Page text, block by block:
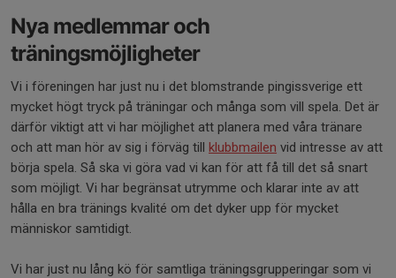
Nya medlemmar och
träningsmöjligheter
Vi i föreningen har just nu i det blomstrande pingissverige ett
mycket högt tryck på träningar och många som vill spela. Det är
därför viktigt att vi har möjlighet att planera med våra tränare
och att man hör av sig i förväg till klubbmailen vid intresse av att
börja spela. Så ska vi göra vad vi kan för att få till det så snart
som möjligt. Vi har begränsat utrymme och klarar inte av att
hålla en bra tränings kvalité om det dyker upp för mycket
människor samtidigt.
Vi har just nu lång kö för samtliga träningsgrupperingar som vi